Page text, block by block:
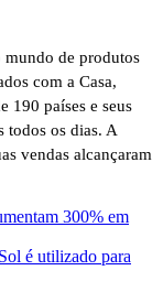
mundo de produtos
com a Casa,
190 países e seus
todos os dias. A
vendas alcançaram
300% em
é utilizado para